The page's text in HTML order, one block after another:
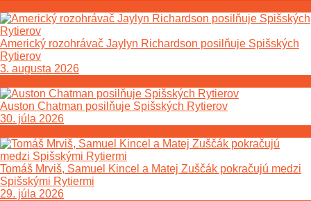
Americký rozohrávač Jaylyn Richardson posilňuje Spišských
Rytierov
3. augusta 2026
Auston Chatman posilňuje Spišských Rytierov
30. júla 2026
Tomáš Mrviš, Samuel Kincel a Matej Zuščák pokračujú medzi
Spišskými Rytiermi
29. júla 2026